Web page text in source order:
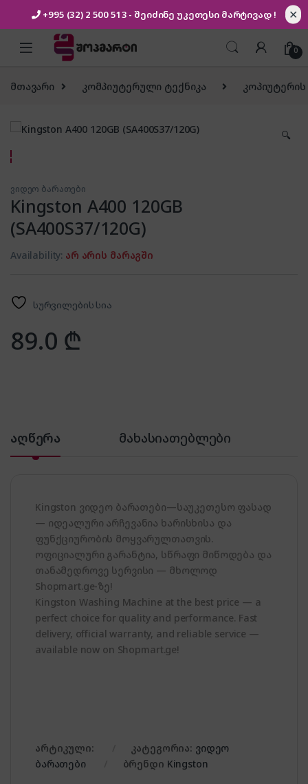
+995 (32) 2 500 513 - შეიძინე უკეთესი მარტივად ! ✕
Skip to navigation
Skip to content
0
მთავარი კომპიუტერული ტექნიკა
🔍
ვიდეო ბარათები
Kingston A400 120GB
(SA400S37/120G)
Availability: არ არის მარაგში
სურვილების სია
89.0 ₾
აღწერა მახასიათებლები
Kingston ვიდეო ბარათები—საუკეთესო ფასად
— იდეალური არჩევანია ხარისხისა და
ფუნქციურობის მოყვარულთათვის.
ოფიციალური გარანტია, სწრაფი მიწოდება და
თანამედროვე სერვისი — მხოლოდ
Shopmart.ge-ზე!
Kingston Washing Machine at the best price — a
perfect choice for quality and performance. Fast
delivery, official warranty, and reliable service —
available now on Shopmart.ge!
არტიკული: კატეგორია: ვიდეო
ბარათები
ბრენდი Kingston